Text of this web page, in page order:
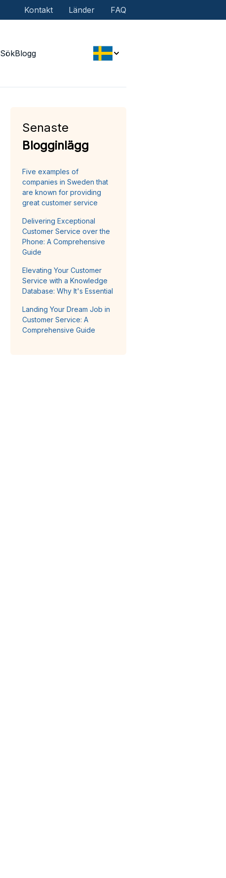
Kontakt Länder FAQ
SökBlogg
Senaste
Blogginlägg
Five examples of
companies in Sweden that
are known for providing
great customer service
Delivering Exceptional
Customer Service over the
Phone: A Comprehensive
Guide
Elevating Your Customer
Service with a Knowledge
Database: Why It's Essential
Landing Your Dream Job in
Customer Service: A
Comprehensive Guide